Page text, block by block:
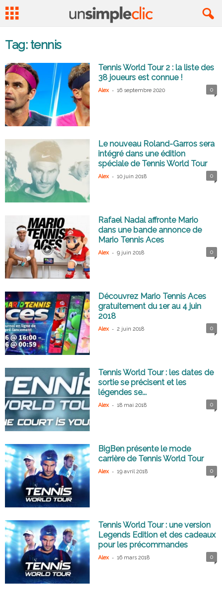
Tag: tennis
Tennis World Tour 2 : la liste des
38 joueurs est connue !
Alex - 16 septembre 2020 0
Le nouveau Roland-Garros sera
intégré dans une édition
spéciale de Tennis World Tour
Alex - 10 juin 2018 0
Rafael Nadal affronte Mario
dans une bande annonce de
Mario Tennis Aces
Alex - 9 juin 2018 0
Découvrez Mario Tennis Aces
gratuitement du 1er au 4 juin
2018
Alex - 2 juin 2018 0
Tennis World Tour : les dates de
sortie se précisent et les
légendes se...
Alex - 18 mai 2018 0
BigBen présente le mode
carrière de Tennis World Tour
Alex - 19 avril 2018 0
Tennis World Tour : une version
Legends Edition et des cadeaux
pour les précommandes
Alex - 16 mars 2018 0